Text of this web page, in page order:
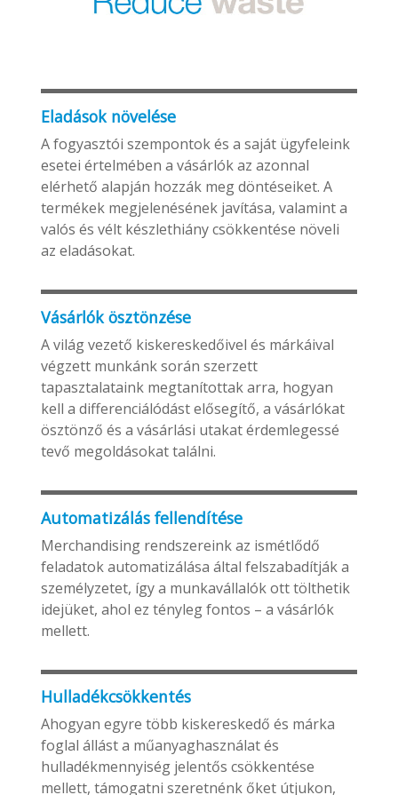
Eladások növelése
A fogyasztói szempontok és a saját ügyfeleink
esetei értelmében a vásárlók az azonnal
elérhető alapján hozzák meg döntéseiket. A
termékek megjelenésének javítása, valamint a
valós és vélt készlethiány csökkentése növeli
az eladásokat.
Vásárlók ösztönzése
A világ vezető kiskereskedőivel és márkáival
végzett munkánk során szerzett
tapasztalataink megtanítottak arra, hogyan
kell a differenciálódást elősegítő, a vásárlókat
ösztönző és a vásárlási utakat érdemlegessé
tevő megoldásokat találni.
Automatizálás fellendítése
Merchandising rendszereink az ismétlődő
feladatok automatizálása által felszabadítják a
személyzetet, így a munkavállalók ott tölthetik
idejüket, ahol ez tényleg fontos – a vásárlók
mellett.
Hulladékcsökkentés
Ahogyan egyre több kiskereskedő és márka
foglal állást a műanyaghasználat és
hulladékmennyiség jelentős csökkentése
mellett, támogatni szeretnénk őket útjukon,